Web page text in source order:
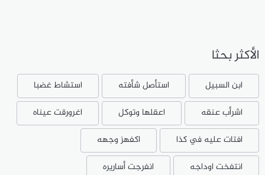
الأكثر بحثا
ابن السبيل استأصل شأفته
استشاط غضبا
اشرأب عنقه
اعقلها وتوكل
اغرورقت عيناه
افتات عليه في كذا
اكفهز وجهه
انتفخت اوداجه
انفرجت أساريره